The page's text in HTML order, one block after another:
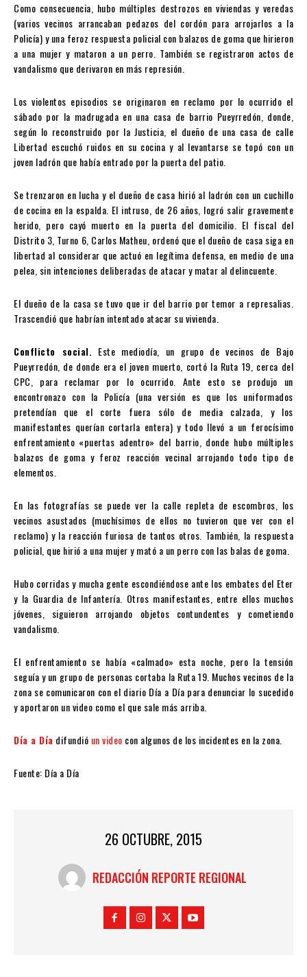
Como consecuencia, hubo múltiples destrozos en viviendas y veredas
(varios vecinos arrancaban pedazos del cordón para arrojarlos a la
Policía) y una feroz respuesta policial con balazos de goma que hirieron
a una mujer y mataron a un perro. También se registraron actos de
vandalismo que derivaron en más represión.
Los violentos episodios se originaron en reclamo por lo ocurrido el
sábado por la madrugada en una casa de barrio Pueyrredón, donde,
según lo reconstruido por la Justicia, el dueño de una casa de calle
Libertad escuchó ruidos en su cocina y al levantarse se topó con un
joven ladrón que había entrado por la puerta del patio.
Se trenzaron en lucha y el dueño de casa hirió al ladrón con un cuchillo
de cocina en la espalda. El intruso, de 26 años, logró salir gravemente
herido, pero cayó muerto en la puerta del domicilio. El fiscal del
Distrito 3, Turno 6, Carlos Matheu, ordenó que el dueño de casa siga en
libertad al considerar que actuó en legítima defensa, en medio de una
pelea, sin intenciones deliberadas de atacar y matar al delincuente.
El dueño de la casa se tuvo que ir del barrio por temor a represalias.
Trascendió que habrían intentado atacar su vivienda.
Conflicto social. Este mediodía, un grupo de vecinos de Bajo
Pueyrredón, de donde era el joven muerto, cortó la Ruta 19, cerca del
CPC, para reclamar por lo ocurrido. Ante esto se produjo un
encontronazo con la Policía (una versión es que los uniformados
pretendían que el corte fuera sólo de media calzada, y los
manifestantes querían cortarla entera) y todo llevó a un ferocísimo
enfrentamiento «puertas adentro» del barrio, donde hubo múltiples
balazos de goma y feroz reacción vecinal arrojando todo tipo de
elementos.
En las fotografías se puede ver la calle repleta de escombros, los
vecinos asustados (muchísimos de ellos no tuvieron que ver con el
reclamo) y la reacción furiosa de tantos otros. También, la respuesta
policial, que hirió a una mujer y mató a un perro con las balas de goma.
Hubo corridas y mucha gente escondiéndose ante los embates del Eter
y la Guardia de Infantería. Otros manifestantes, entre ellos muchos
jóvenes, siguieron arrojando objetos contundentes y cometiendo
vandalismo.
El enfrentamiento se había «calmado» esta noche, pero la tensión
seguía y un grupo de personas cortaba la Ruta 19. Muchos vecinos de la
zona se comunicaron con el diario Día a Día para denunciar lo sucedido
y aportaron un video como el que sale más arriba.
Día a Día difundió un video con algunos de los incidentes en la zona.
Fuente: Día a Día
26 OCTUBRE, 2015
REDACCIÓN REPORTE REGIONAL